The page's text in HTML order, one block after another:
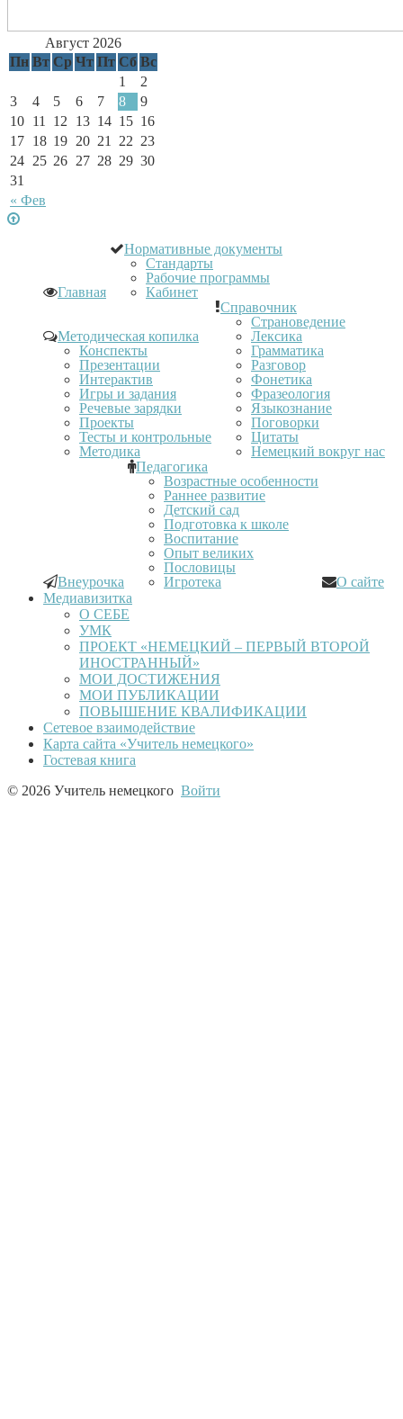
Август 2026
Пн Вт Ср Чт Пт Сб Вс
« Фев
1
2
3
4 5 6 7 8
9
10 11 12 13 14 15 16
17 18 19 20 21 22 23
24 25 26 27 28 29 30
31
Главная
Нормативные документы
Стандарты
Рабочие программы
Кабинет
Методическая копилка
Конспекты
Презентации
Интерактив
Игры и задания
Речевые зарядки
Проекты
Тесты и контрольные
Методика
Справочник
Страноведение
Лексика
Грамматика
Разговор
Фонетика
Фразеология
Языкознание
Поговорки
Цитаты
Немецкий вокруг нас
Внеурочка
Педагогика
Возрастные особенности
Раннее развитие
Детский сад
Подготовка к школе
Воспитание
Опыт великих
Пословицы
Игротека
О сайте
Медиавизитка
О СЕБЕ
УМК
ПРОЕКТ «НЕМЕЦКИЙ – ПЕРВЫЙ ВТОРОЙ
ИНОСТРАННЫЙ»
МОИ ДОСТИЖЕНИЯ
МОИ ПУБЛИКАЦИИ
ПОВЫШЕНИЕ КВАЛИФИКАЦИИ
Сетевое взаимодействие
Карта сайта «Учитель немецкого»
Гостевая книга
© 2026 Учитель немецкого Войти